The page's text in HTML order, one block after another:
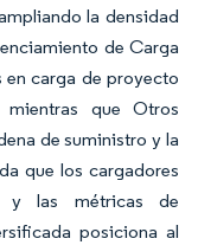
la densidad
de Carga
en carga de proyecto
que Otros
de suministro y la
que los cargadores
y las métricas de
posiciona al